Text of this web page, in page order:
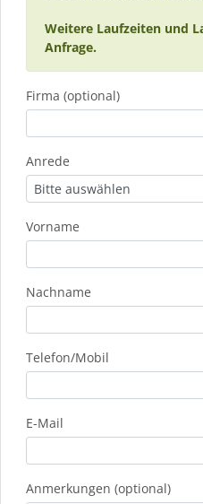
Weitere Laufzeiten und
Anfrage.
Firma (optional)
Anrede
Vorname
Nachname
Telefon/Mobil
E-Mail
Anmerkungen (optional)